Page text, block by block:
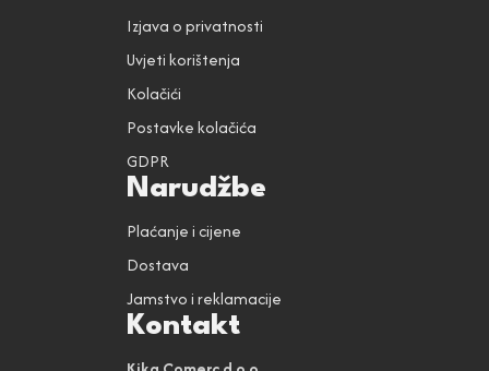
Izjava o privatnosti
Uvjeti korištenja
Kolačići
Postavke kolačića
GDPR
Narudžbe
Plaćanje i cijene
Dostava
Jamstvo i reklamacije
Kontakt